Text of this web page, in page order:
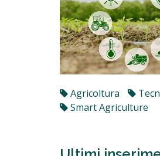
Agricoltura
Smart Agriculture